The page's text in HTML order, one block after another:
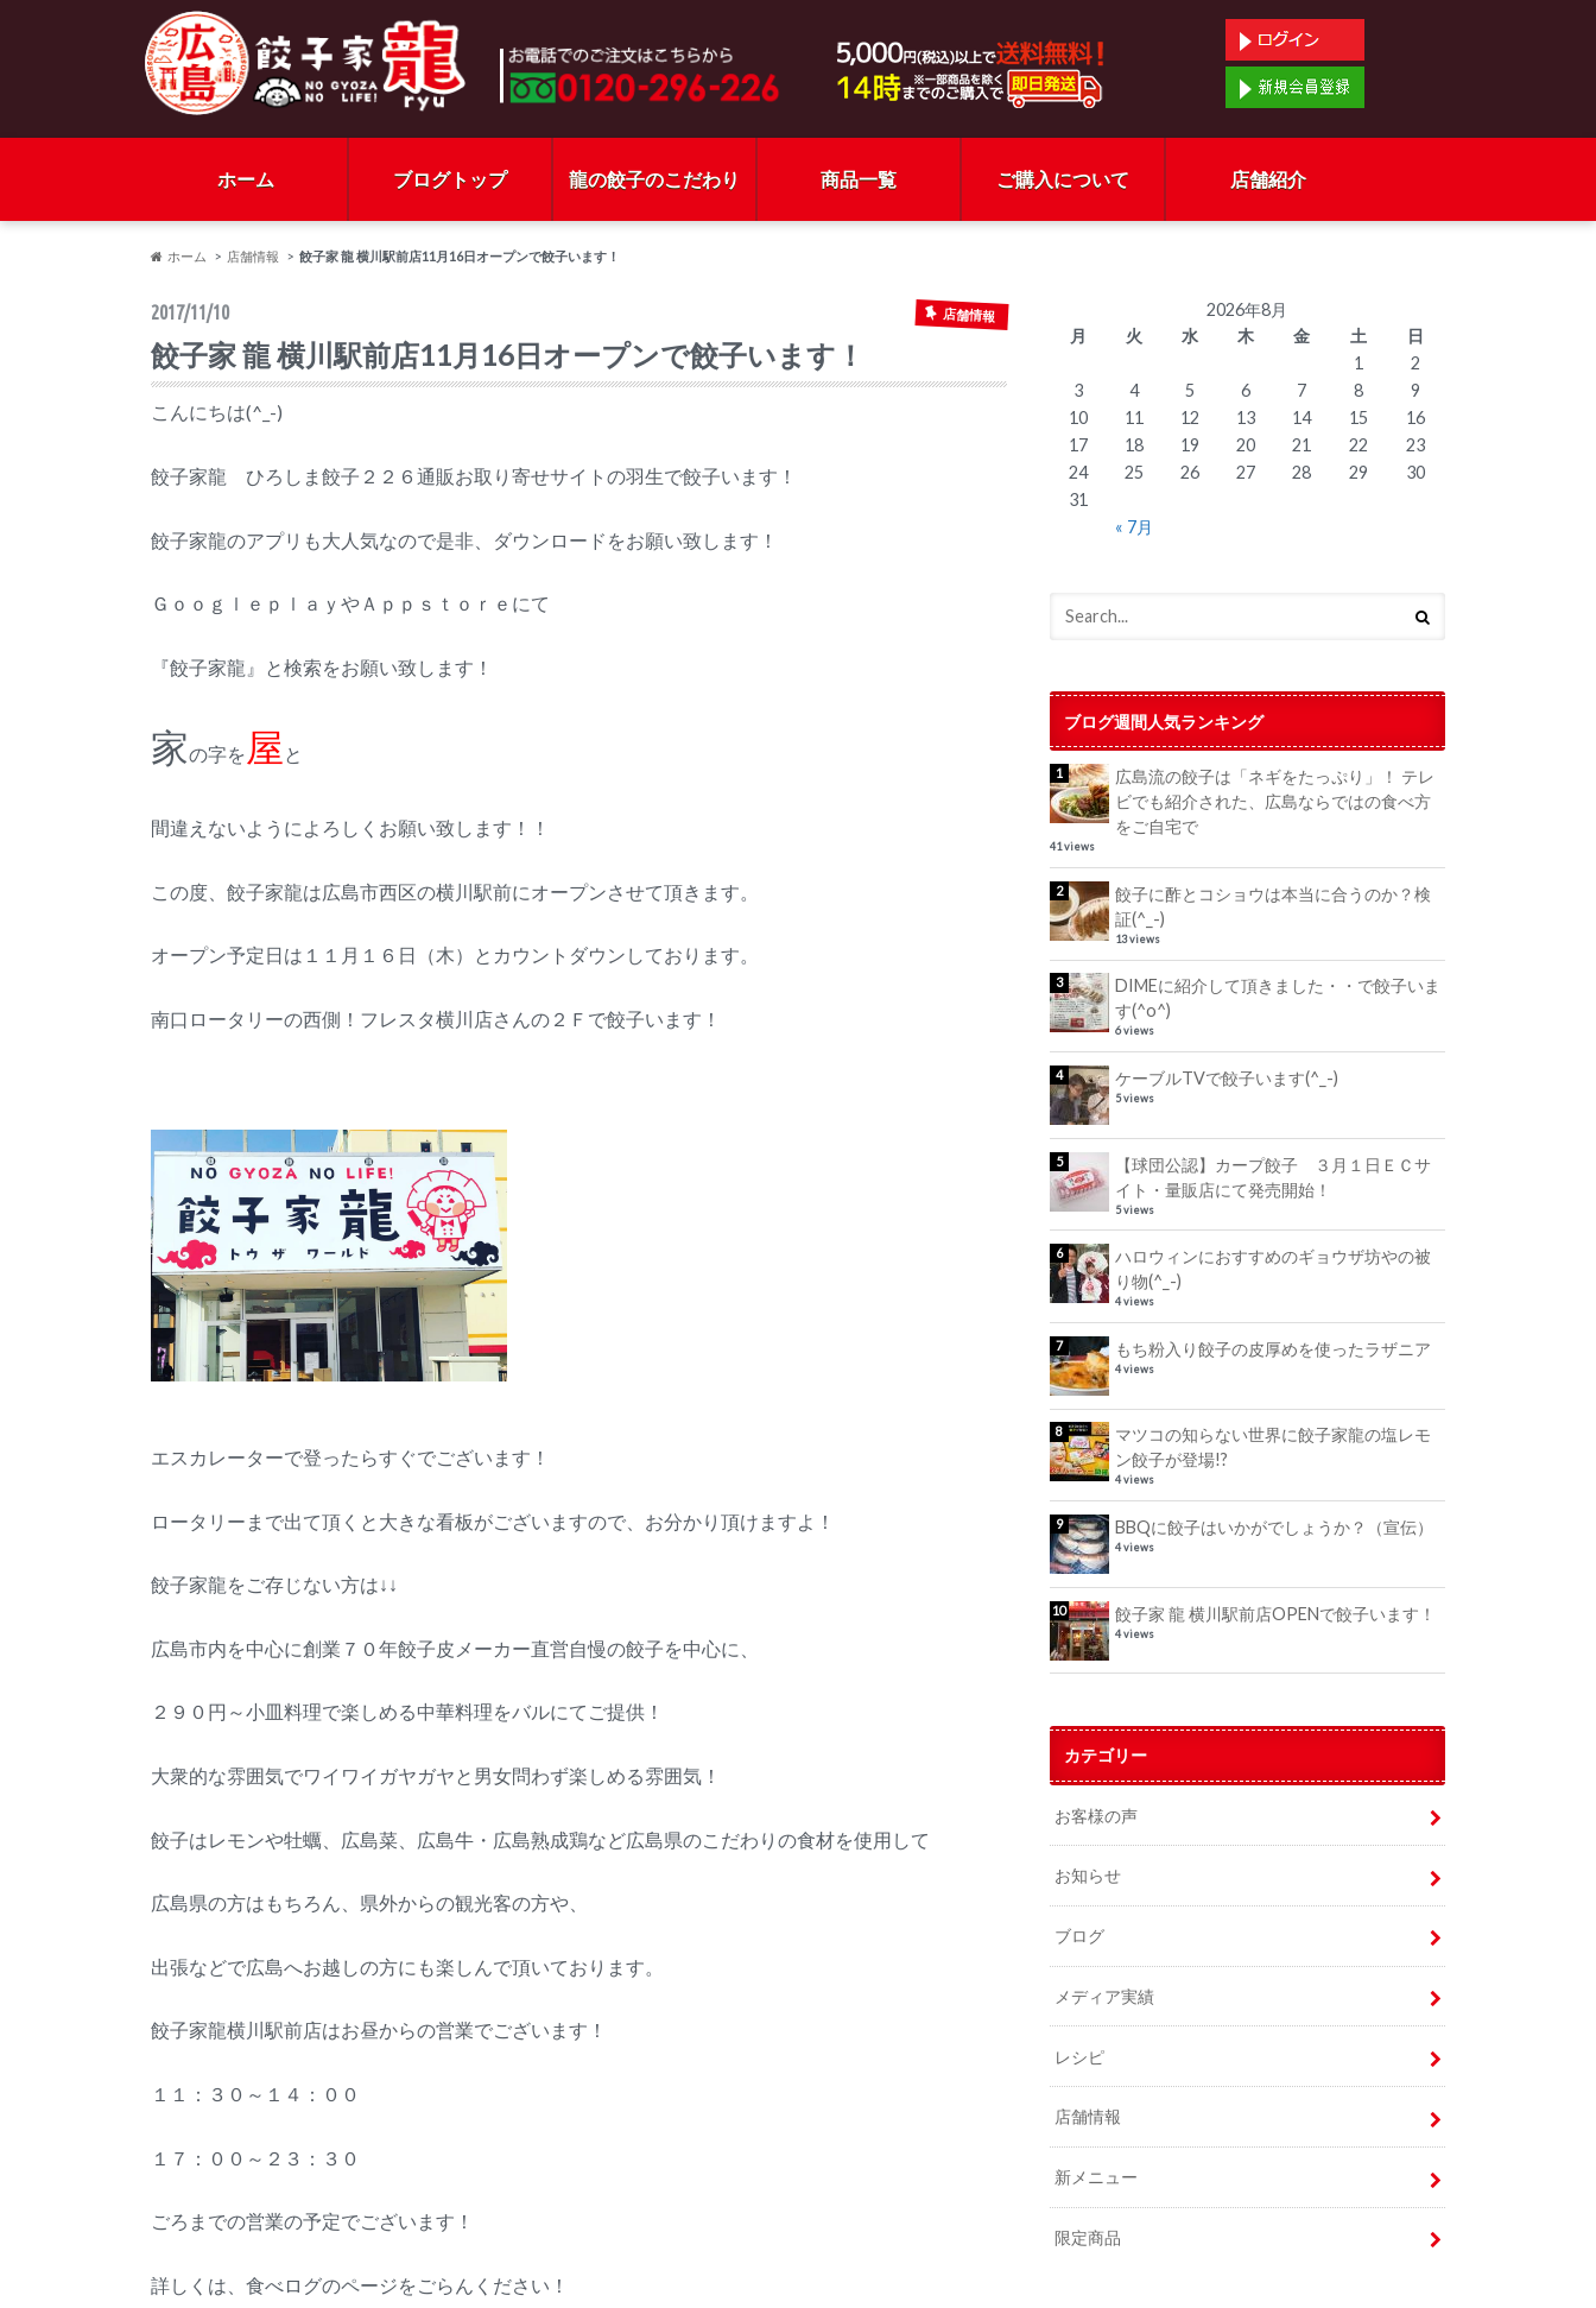
ホーム ブログトップ 龍の餃子のこだわり 商品一覧 ご購入について 店舗紹介
ホーム 店舗情報 餃子家 龍 横川駅前店11月16日オープンで餃子います！
2017/11/10 店舗情報
餃子家 龍 横川駅前店11月16日オープンで餃子います！
こんにちは(^_-)
餃子家龍 ひろしま餃子２２６通販お取り寄せサイトの羽生で餃子います！
餃子家龍のアプリも大人気なので是非、ダウンロードをお願い致します！
ＧｏｏｇｌｅｐｌａｙやＡｐｐｓｔｏｒｅにて
『餃子家龍』と検索をお願い致します！
家の字を 屋 と
間違えないようによろしくお願い致します！！
この度、餃子家龍は広島市西区の横川駅前にオープンさせて頂きます。
オープン予定日は１１月１６日（木）とカウントダウンしております。
南口ロータリーの西側！フレスタ横川店さんの２Ｆで餃子います！
エスカレーターで登ったらすぐでございます！
ロータリーまで出て頂くと大きな看板がございますので、お分かり頂けますよ！
餃子家龍をご存じない方は↓↓
広島市内を中心に創業７０年餃子皮メーカー直営自慢の餃子を中心に、
２９０円～小皿料理で楽しめる中華料理をバルにてご提供！
大衆的な雰囲気でワイワイガヤガヤと男女問わず楽しめる雰囲気！
餃子はレモンや牡蠣、広島菜、広島牛・広島熟成鶏など広島県のこだわりの食材を使用して
広島県の方はもちろん、県外からの観光客の方や、
出張などで広島へお越しの方にも楽しんで頂いております。
餃子家龍横川駅前店はお昼からの営業でございます！
１１：３０～１４：００
１７：００～２３：３０
ごろまでの営業の予定でございます！
詳しくは、食べログのページをごらんください！
2026年8月
月
火 水 木 金 土 日
« 7月
1
2
3
4 5 6 7 8
9
10
11 12 13 14 15
16
17
18 19 20 21 22
23
24
25 26 27 28 29
30
31
ブログ週間人気ランキング
広島流の餃子は「ネギをたっぷり」！ テレ
ビでも紹介された、広島ならではの食べ方
をご自宅で
41 views
餃子に酢とコショウは本当に合うのか？検
証(^_-)
13 views
DIMEに紹介して頂きました・・で餃子いま
す(^o^)
6 views
ケーブルTVで餃子います(^_-)
5 views
【球団公認】カープ餃子 ３月１日ＥＣサ
イト・量販店にて発売開始！
5 views
ハロウィンにおすすめのギョウザ坊やの被
り物(^_-)
4 views
もち粉入り餃子の皮厚めを使ったラザニア
4 views
マツコの知らない世界に餃子家龍の塩レモ
ン餃子が登場!?
4 views
BBQに餃子はいかがでしょうか？（宣伝）
4 views
餃子家 龍 横川駅前店OPENで餃子います！
4 views
カテゴリー
お客様の声
お知らせ
ブログ
メディア実績
レシピ
店舗情報
新メニュー
限定商品